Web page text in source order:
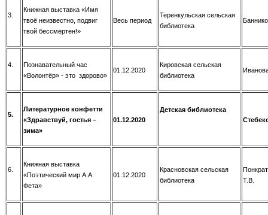
3.
Книжная выставка «Имя
твоё неизвестно, подвиг
твой бессмертен!»
Весь период
Теренкульская сельская
библиотека
4.
Познавательный час
«Волонтёр» - это здорово»
01.12.2020
Кировская сельская
библиотека
5.
Литературное конфетти
«Здравствуй, гостья –
зима»
01.12.2020
Детская библиотека
6.
Книжная выставка
«Поэтический мир А.А.
Фета»
01.12.2020
Красновская сельская
библиотека
Т.В.